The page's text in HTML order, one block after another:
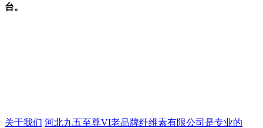
台。
关于我们 河北九五至尊VI老品牌纤维素有限公司是专业的